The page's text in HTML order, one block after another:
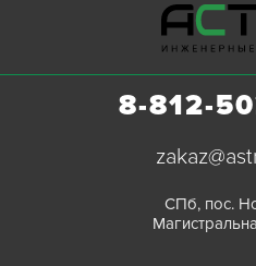
8-812-
СПб, пос.